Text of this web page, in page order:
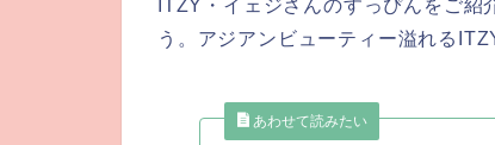
ITZY・イェジさんのすっぴんをご紹
う。アジアンビューティー溢れる